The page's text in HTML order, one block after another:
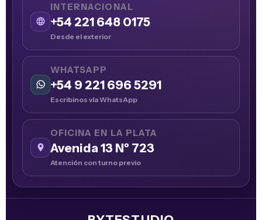
INTERNACIONAL
+54 221 648 0175
Desde el exterior
WHATSAPP
+54 9 221 696 5291
Escribinos vía WhatsApp
OFICINA EN LA PLATA
Avenida 13 Nº 723
Atención con turno previo